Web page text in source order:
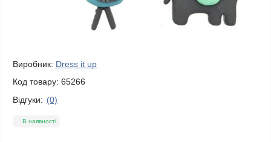
Виробник: Dress it up
Код товару: 65266
Відгуки: (0)
В наявності